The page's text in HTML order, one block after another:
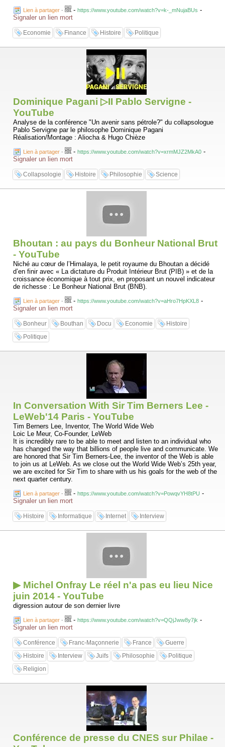
Lien à partager - - https://www.youtube.com/watch?v=k-_mNujaBUs -
Signaler un lien mort
Economie Finance Histoire Politique
Dominique Pagani ▷II Pablo Servigne -
YouTube
Analyse de la conférence "Un avenir sans pétrole?" du collapsologue
Pablo Servigne par le philosophe Dominique Pagani
Réalisation/Montage : Aliocha & Hugo Chièze
Lien à partager - - https://www.youtube.com/watch?v=xrmMJZ2MkA0 -
Signaler un lien mort
Collapsologie Histoire Philosophie Science
Bhoutan : au pays du Bonheur National Brut
- YouTube
Niché au cœur de l’Himalaya, le petit royaume du Bhoutan a décidé
d’en finir avec « La dictature du Produit Intérieur Brut (PIB) » et de la
croissance économique à tout prix, en proposant un nouvel indicateur
de richesse : Le Bonheur National Brut (BNB).
Lien à partager - - https://www.youtube.com/watch?v=aHro7HpKXL8 -
Signaler un lien mort
Bonheur Bouthan Docu Economie
Histoire
Politique
In Conversation With Sir Tim Berners Lee -
LeWeb'14 Paris - YouTube
Tim Berners Lee, Inventor, The World Wide Web
Loic Le Meur, Co-Founder, LeWeb
It is incredibly rare to be able to meet and listen to an individual who
has changed the way that billions of people live and communicate. We
are honored that Sir Tim Berners-Lee, the inventor of the Web is able
to join us at LeWeb. As we close out the World Wide Web’s 25th year,
we are excited for Sir Tim to share with us his goals for the web of the
next quarter century.
Lien à partager - - https://www.youtube.com/watch?v=PowqvYH8tPU -
Signaler un lien mort
Histoire Informatique Internet Interview
▶ Michel Onfray Le réel n'a pas eu lieu Nice
juin 2014 - YouTube
digression autour de son dernier livre
Lien à partager - - https://www.youtube.com/watch?v=QQjJww8y7jk -
Signaler un lien mort
Conférence Franc-Maçonnerie France
Guerre
Histoire
Interview Juifs Philosophie
Politique
Religion
Conférence de presse du CNES sur Philae -